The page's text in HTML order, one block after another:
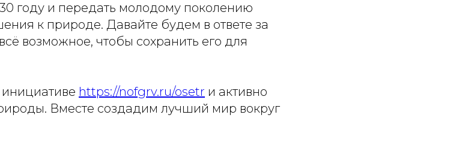
году и передать молодому поколению
к природе. Давайте будем в ответе за
возможное, чтобы сохранить его для
https://nofgrv.ru/osetr и активно
Вместе создадим лучший мир вокруг